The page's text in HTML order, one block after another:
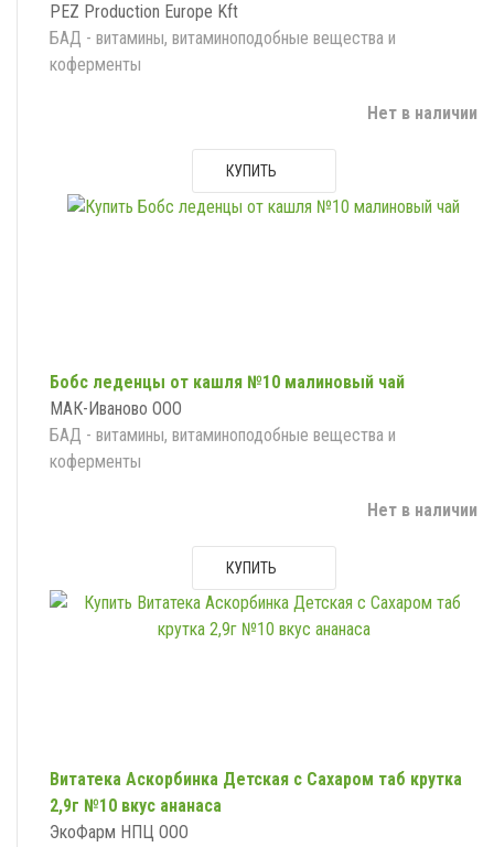
PEZ Production Europe Kft
БАД - витамины, витаминоподобные вещества и
коферменты
Нет в наличии
КУПИТЬ
Бобс леденцы от кашля №10 малиновый чай
МАК-Иваново ООО
БАД - витамины, витаминоподобные вещества и
коферменты
Нет в наличии
КУПИТЬ
Витатека Аскорбинка Детская с Сахаром таб крутка
2,9г №10 вкус ананаса
ЭкоФарм НПЦ ООО